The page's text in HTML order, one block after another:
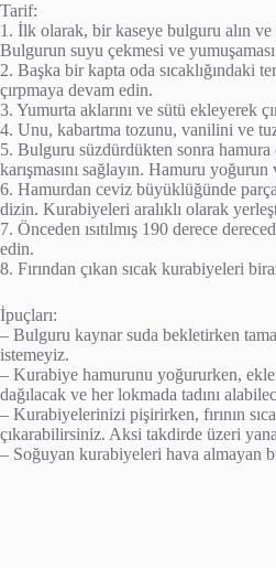
Tarif:
1. İlk olarak, bir kaseye bulguru alın ve
Bulgurun suyu çekmesi ve
2. Başka bir kapta oda sıcaklığındaki
çırpmaya devam edin.
3. Yumurta aklarını ve sütü ekleyerek
4. Unu, kabartma tozunu, vanilini ve
5. Bulguru süzdürdükten sonra
karışmasını sağlayın. Hamuru
6. Hamurdan ceviz büyüklüğünde
dizin. Kurabiyeleri aralıklı olarak
7. Önceden ısıtılmış 190 derece
edin.
8. Fırından çıkan sıcak kurabiyeleri
İpuçları:
– Bulguru kaynar suda bekletirken
istemeyiz.
– Kurabiye hamurunu yoğururken,
dağılacak ve her lokmada tadını
– Kurabiyelerinizi pişirirken, fırının
çıkarabilirsiniz. Aksi takdirde üzeri
– Soğuyan kurabiyeleri hava almayan